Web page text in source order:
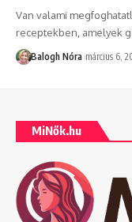
Van valami
receptekben, amelyek
Balogh Nóra március 6,
MiNők.hu